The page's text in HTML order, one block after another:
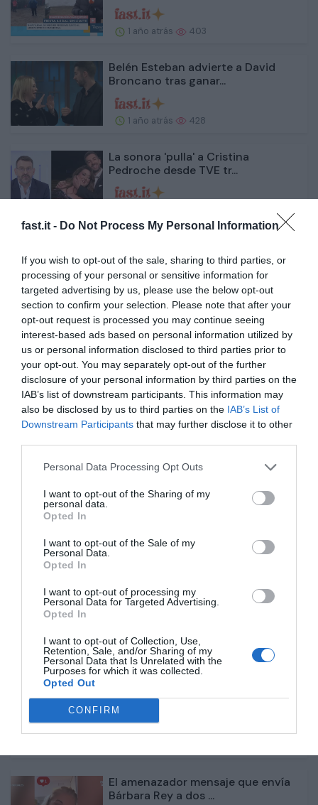
fast.it - Do Not Process My Personal Information
If you wish to opt-out of the sale, sharing to third parties, or
processing of your personal or sensitive information for
targeted advertising by us, please use the below opt-out
section to confirm your selection. Please note that after your
opt-out request is processed you may continue seeing
interest-based ads based on personal information utilized by
us or personal information disclosed to third parties prior to
your opt-out. You may separately opt-out of the further
disclosure of your personal information by third parties on the
IAB’s list of downstream participants. This information may
also be disclosed by us to third parties on the IAB’s List of
Downstream Participants that may further disclose it to other
Personal Data Processing Opt Outs
I want to opt-out of the Sharing of my
personal data.
Opted In
I want to opt-out of the Sale of my
Personal Data.
Opted In
I want to opt-out of processing my
Personal Data for Targeted Advertising.
Opted In
I want to opt-out of Collection, Use,
Retention, Sale, and/or Sharing of my
Personal Data that Is Unrelated with the
Purposes for which it was collected.
Opted Out
CONFIRM
1 año atrás 403
Belén Esteban advierte a David
Broncano tras ganar...
1 año atrás 428
La sonora 'pulla' a Cristina
Pedroche desde TVE tr...
verse por prim...
1 año atrás
David Broncano y Lalachus se
imponen a Pedroche po...
1 año atrás 421
Kiko Matamoros, contundente ante
Estos son los concursantes de 'GH
1 año atrás 446
fue de Chelo Vi...
El amenazador mensaje que envía
Bárbara Rey a dos ...